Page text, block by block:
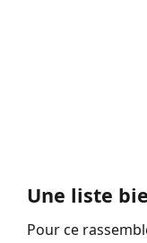
Une liste
Pour ce